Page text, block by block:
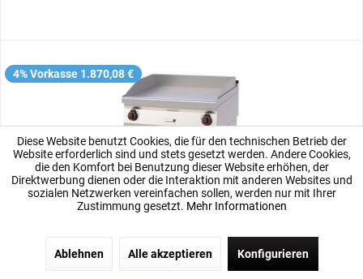
4% Vorkasse 1.870,08 €
Diese Website benutzt Cookies, die für den technischen Betrieb der
Website erforderlich sind und stets gesetzt werden. Andere Cookies,
die den Komfort bei Benutzung dieser Website erhöhen, der
Direktwerbung dienen oder die Interaktion mit anderen Websites und
sozialen Netzwerken vereinfachen sollen, werden nur mit Ihrer
Zustimmung gesetzt. Mehr Informationen
Ablehnen Alle akzeptieren Konfigurieren